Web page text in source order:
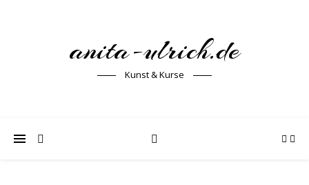
anita-ulrich.de
Kunst & Kurse